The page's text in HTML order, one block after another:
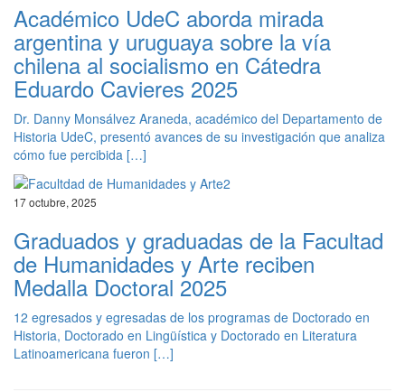
Académico UdeC aborda mirada
argentina y uruguaya sobre la vía
chilena al socialismo en Cátedra
Eduardo Cavieres 2025
Dr. Danny Monsálvez Araneda, académico del Departamento de
Historia UdeC, presentó avances de su investigación que analiza
cómo fue percibida […]
17 octubre, 2025
Graduados y graduadas de la Facultad
de Humanidades y Arte reciben
Medalla Doctoral 2025
12 egresados y egresadas de los programas de Doctorado en
Historia, Doctorado en Lingüística y Doctorado en Literatura
Latinoamericana fueron […]